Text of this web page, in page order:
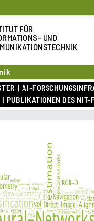
FÜR
UND
AI-
PUBLIKATIONEN DES NIT-